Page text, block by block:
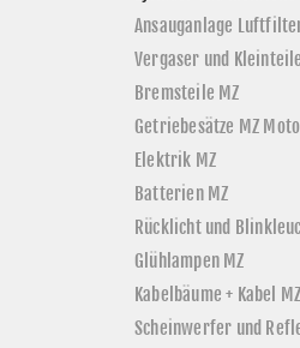
Ansauganlage
Vergaser und
Bremsteile MZ
Getriebesätze MZ
Elektrik MZ
Batterien MZ
Rücklicht und
Glühlampen MZ
Kabelbäume + Kabel MZ
Scheinwerfer und